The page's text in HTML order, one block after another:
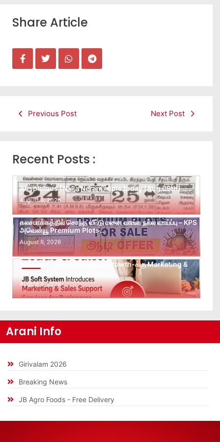
Share Article
Previous Post Next Post
Recent Posts :
Auspicious (Nalla Neram) time today (Aug 09th)
August 9, 2026
கலசபாக்கத்தில் சொந்த வீட்டு மனை வாங்க நல்ல வாய்ப்பு – KPS
அவென்யூ Premium Plots…
August 8, 2026
Leads கிடைக்கவில்லையா? Follow-up செய்ய Team
இல்லையா? உங்கள் Business Growth-க்கு Marketing &
Sales…
August 8, 2026
Arani Info
Girivalam 2026
Breaking News
JB Agro Foods - Free Delivery